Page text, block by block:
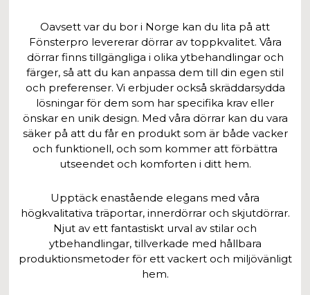
Oavsett var du bor i Norge kan du lita på att
Fönsterpro levererar dörrar av toppkvalitet. Våra
dörrar finns tillgängliga i olika ytbehandlingar och
färger, så att du kan anpassa dem till din egen stil
och preferenser. Vi erbjuder också skräddarsydda
lösningar för dem som har specifika krav eller
önskar en unik design. Med våra dörrar kan du vara
säker på att du får en produkt som är både vacker
och funktionell, och som kommer att förbättra
utseendet och komforten i ditt hem.
Upptäck enastående elegans med våra
högkvalitativa träportar, innerdörrar och skjutdörrar.
Njut av ett fantastiskt urval av stilar och
ytbehandlingar, tillverkade med hållbara
produktionsmetoder för ett vackert och miljövänligt
hem.